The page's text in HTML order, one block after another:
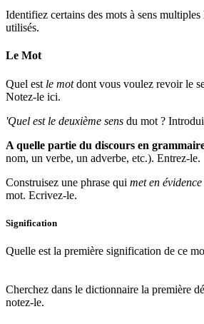
Identifiez certains des mots à sens
utilisés.
Le Mot
Quel est le motdont vous voulez revoir le
Notez-le ici.
'Quel est le deuxième sens du mot ?
A quelle partie du discours en
nom, un verbe, un adverbe, etc.). Entrez-le.
Construisez une phrase qui met en
mot. Ecrivez-le.
Signification
Quelle est la première signification de ce
Cherchez dans le dictionnaire la première
notez-le.